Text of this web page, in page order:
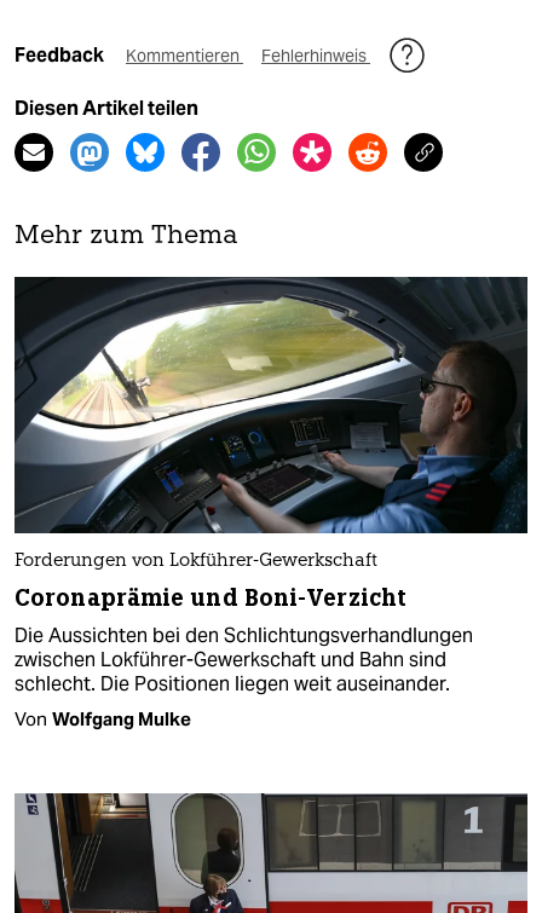
Feedback Kommentieren Fehlerhinweis
Diesen Artikel teilen
Mehr zum Thema
Forderungen von Lokführer-Gewerkschaft
Coronaprämie und Boni-Verzicht
Die Aussichten bei den Schlichtungsverhandlungen
zwischen Lokführer-Gewerkschaft und Bahn sind
schlecht. Die Positionen liegen weit auseinander.
Von Wolfgang Mulke